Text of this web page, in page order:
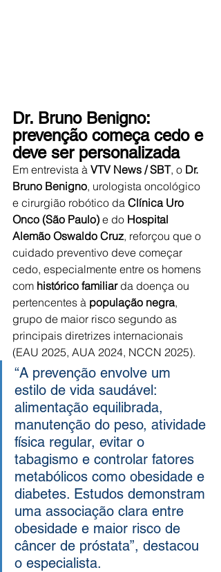
Dr. Bruno Benigno:
prevenção começa cedo e
deve ser personalizada
Em entrevista à VTV News / SBT, o Dr.
Bruno Benigno, urologista oncológico
e cirurgião robótico da Clínica Uro
Onco (São Paulo) e do Hospital
Alemão Oswaldo Cruz, reforçou que o
cuidado preventivo deve começar
cedo, especialmente entre os homens
com histórico familiar da doença ou
pertencentes à população negra,
grupo de maior risco segundo as
principais diretrizes internacionais
(EAU 2025, AUA 2024, NCCN 2025).
“A prevenção envolve um
estilo de vida saudável:
alimentação equilibrada,
manutenção do peso, atividade
física regular, evitar o
tabagismo e controlar fatores
metabólicos como obesidade e
diabetes. Estudos demonstram
uma associação clara entre
obesidade e maior risco de
câncer de próstata”, destacou
o especialista.